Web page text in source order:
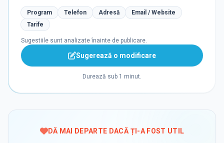
Program Telefon Adresă
Email / Website
Tarife
Sugestiile sunt analizate înainte de publicare.
Sugerează o modificare
Durează sub 1 minut.
DĂ MAI DEPARTE DACĂ ȚI-A FOST UTIL